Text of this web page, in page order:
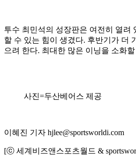
투수 최민석의 성장판은 여전히 열려
할 수 있는 힘이 생겼다. 후반기가 더
으려 한다. 최대한 많은 이닝을 소화
사진=두산베어스 제공
이혜진 기자 hjlee@sportsworldi.com
[ⓒ 세계비즈앤스포츠월드 &